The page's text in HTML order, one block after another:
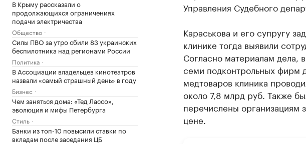
В Крыму рассказали о
продолжающихся ограничениях
подачи электричества
Общество
Силы ПВО за утро сбили 83 украинских
беспилотника над регионами России
Политика
В Ассоциации владельцев кинотеатров
назвали «самый страшный день» в году
Бизнес
Чем заняться дома: «Тед Лассо»,
эволюция и мифы Петербурга
Стиль
Банки из топ-10 повысили ставки по
вкладам после заседания ЦБ
Управления Судебного
Караськова и его супругу
клинике тогда выявили
Согласно материалам дела,
семи подконтрольных фирм
медтоваров клиника
около 7,8 млрд руб. Также
перечислены организациям
цене.